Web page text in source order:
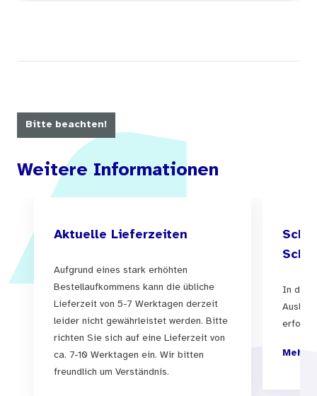
Bitte beachten!
Weitere Informationen
Aktuelle Lieferzeiten
Aufgrund eines stark erhöhten
Bestellaufkommens kann die übliche
Lieferzeit von 5-7 Werktagen derzeit
leider nicht gewährleistet werden. Bitte
richten Sie sich auf eine Lieferzeit von
ca. 7-10 Werktagen ein. Wir bitten
freundlich um Verständnis.
In der
Mehr